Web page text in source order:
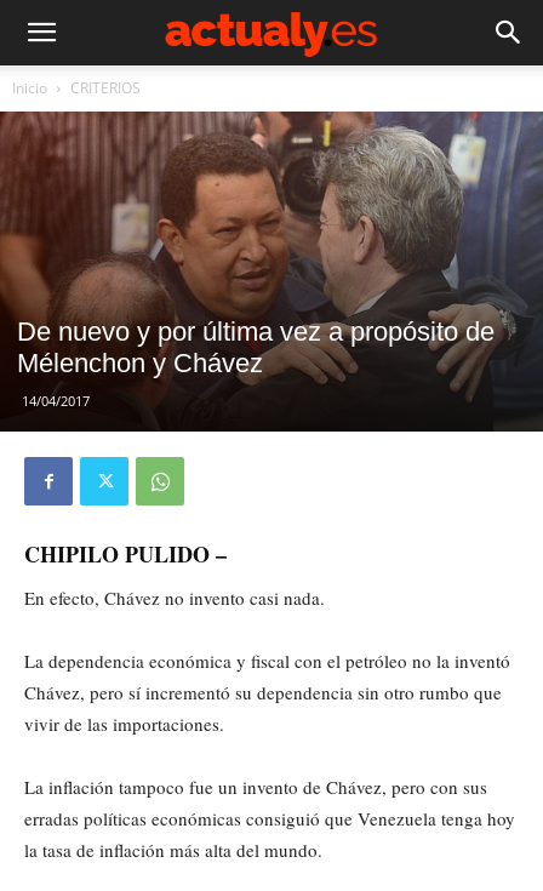
Inicio CRITERIOS
De nuevo y por última vez a propósito de
Mélenchon y Chávez
14/04/2017
CHIPILO PULIDO –
En efecto, Chávez no invento casi nada.
La dependencia económica y fiscal con el petróleo no la inventó
Chávez, pero sí incrementó su dependencia sin otro rumbo que
vivir de las importaciones.
La inflación tampoco fue un invento de Chávez, pero con sus
erradas políticas económicas consiguió que Venezuela tenga hoy
la tasa de inflación más alta del mundo.